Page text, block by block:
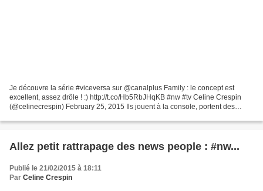
Je découvre la série #viceversa sur @canalplus Family : le concept est
excellent, assez drôle ! :) http://t.co/Hb5RbJHqKB #nw #tv Celine Crespin
(@celinecrespin) February 25, 2015 Ils jouent à la console, portent des
Allez petit rattrapage des news people : #nw...
Publié le 21/02/2015 à 18:11
Par Celine Crespin